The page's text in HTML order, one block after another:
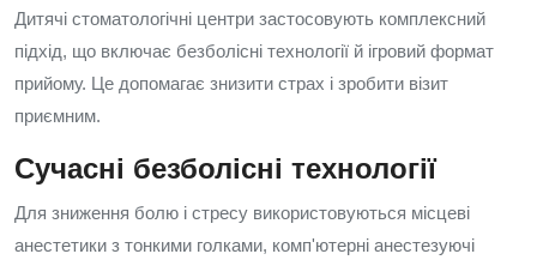
Дитячі стоматологічні центри застосовують комплексний
підхід, що включає безболісні технології й ігровий формат
прийому. Це допомагає знизити страх і зробити візит
приємним.
Сучасні безболісні технології
Для зниження болю і стресу використовуються місцеві
анестетики з тонкими голками, комп'ютерні анестезуючі